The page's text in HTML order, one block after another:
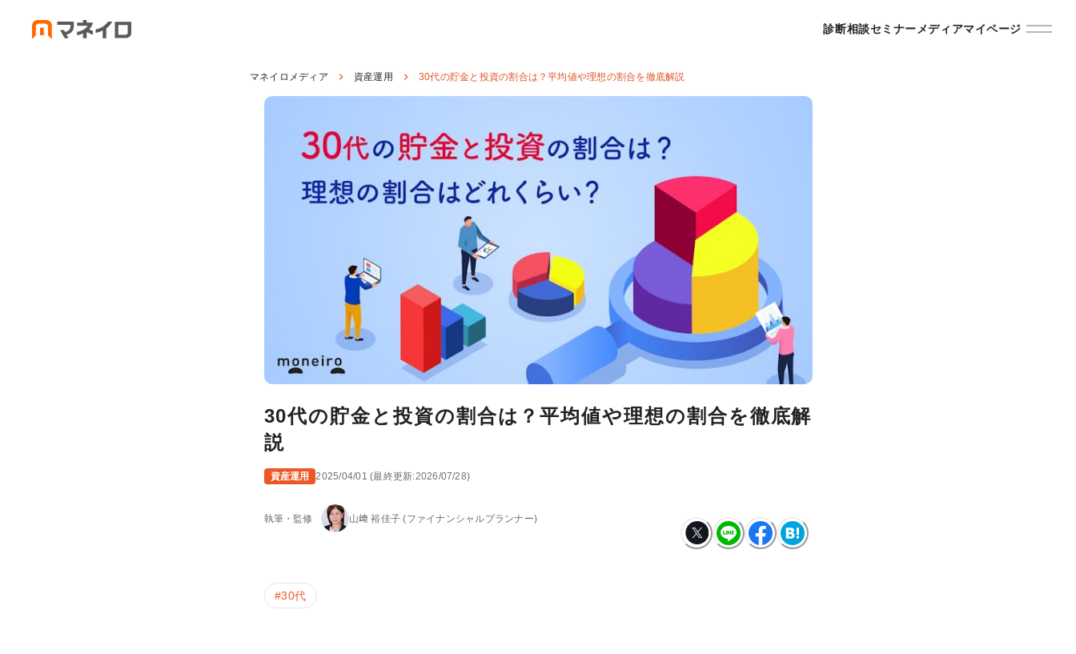
診断相談セミナーメディアマイページ
マネイロメディア 資産運用 30代の貯金と投資の割合は？平均値や理想の割合を徹底解説
30代の貯金と投資の割合は？平均値や理想の割合を徹底解
説
資産運用 2025/04/01 (最終更新:2026/07/28)
執筆・監修 山﨑 裕佳子 (ファイナンシャルプランナー)
#30代